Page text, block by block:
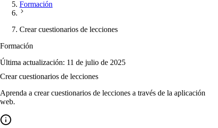
Formación
Crear cuestionarios de lecciones
Formación
Última actualización: 11 de julio de 2025
Crear cuestionarios de lecciones
Aprenda a crear cuestionarios de lecciones a través de la aplicación
web.